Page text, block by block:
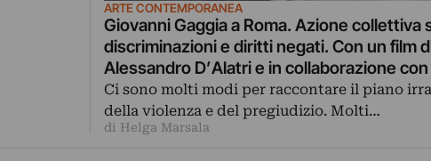
ARTE CONTEMPORANEA
Giovanni Gaggia a Roma. Azione collettiva
discriminazioni e diritti negati. Con un film
Alessandro D’Alatri e in collaborazione
International
Ci sono molti modi per raccontare il piano
della violenza e del pregiudizio. Molti…
di Helga Marsala